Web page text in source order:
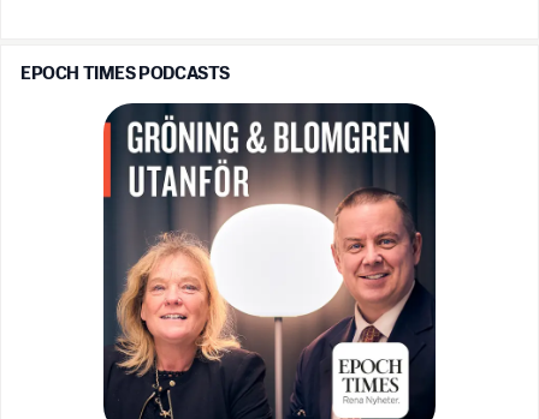
EPOCH TIMES PODCASTS